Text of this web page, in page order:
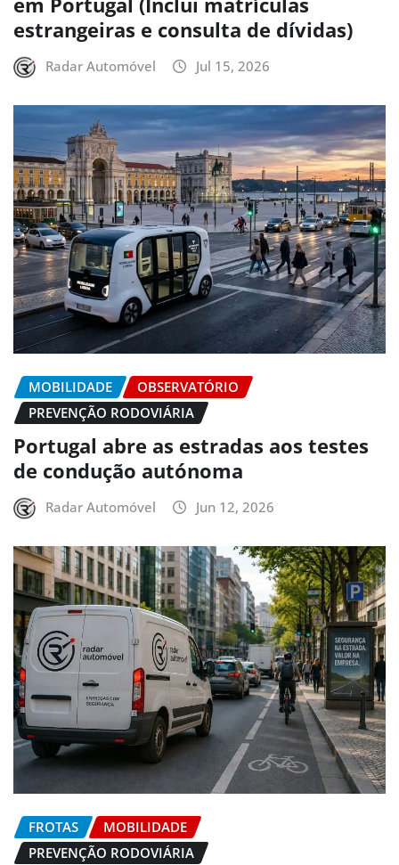
estrangeiras e consulta de dívidas)
Radar Automóvel Jul 15, 2026
MOBILIDADE
OBSERVATÓRIO
PREVENÇÃO RODOVIÁRIA
Portugal abre as estradas aos testes
de condução autónoma
Radar Automóvel Jun 12, 2026
FROTAS
MOBILIDADE
PREVENÇÃO RODOVIÁRIA